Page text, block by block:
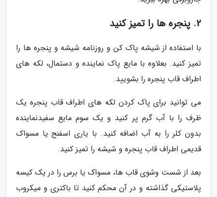
2. پنجره ها را تمیز کنید
با استفاده از شیشه پاک کن و روزنامه شیشه و پنجره ها را
تمیز کنید. بعلاوه با مایع پاک نماینده و دستمال، لکه های
اطراف قاب پنجره را بشویید.
می توانید برای پاک کردن لکه های اطراف قاب پنجره یک
ظرف را با آب گرم پر کنید و یک سوم مایع سفیدنماینده
بدون کلر را به آب اضافه کنید. با یاری اسفنج یا مسواک
قدیمی اطراف قاب پنجره و شیشه را تمیز کنید.
بعد از شست وشوی قاب ها، مسواک یا برس را در یک کیسه
پلاستیکی گذاشته و در آن محکم کنید تا باکتری و میکروب